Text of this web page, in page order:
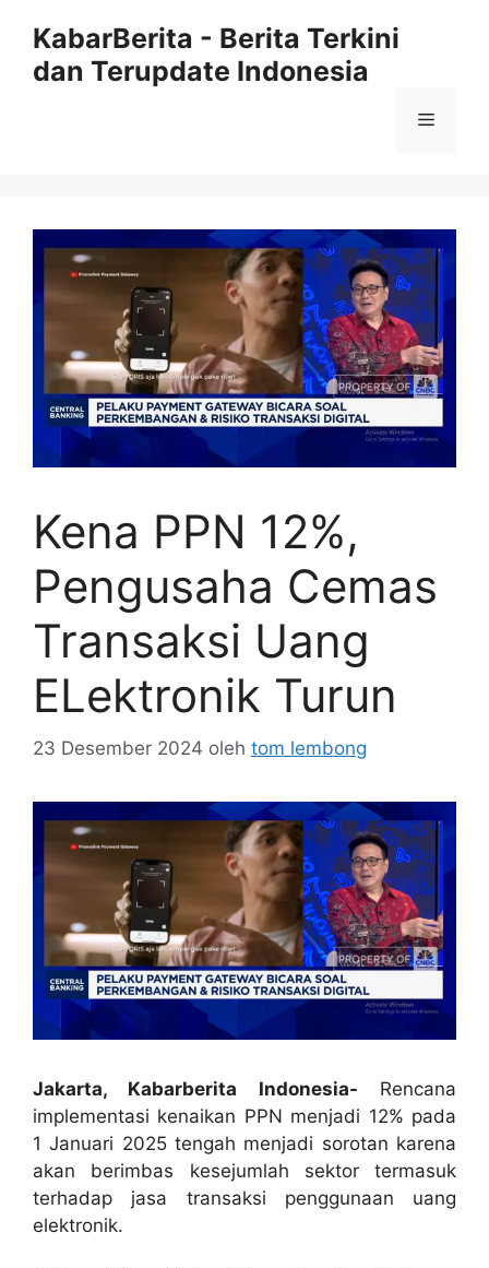
KabarBerita - Berita Terkini
dan Terupdate Indonesia
Menu
Kena PPN 12%,
Pengusaha Cemas
Transaksi Uang
ELektronik Turun
23 Desember 2024 oleh tom lembong
Jakarta, Kabarberita Indonesia- Rencana
implementasi kenaikan PPN menjadi 12% pada
1 Januari 2025 tengah menjadi sorotan karena
akan berimbas kesejumlah sektor termasuk
terhadap jasa transaksi penggunaan uang
elektronik.